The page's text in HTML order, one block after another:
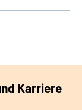
Karriere